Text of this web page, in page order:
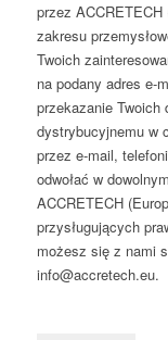
przez
zakresu
Twoich
na podany adres e-
przekazanie Twoich
dystrybucyjnemu w
przez e-mail,
odwołać w
ACCRETECH
przysługujących
możesz się z nami
info@accretech.eu.